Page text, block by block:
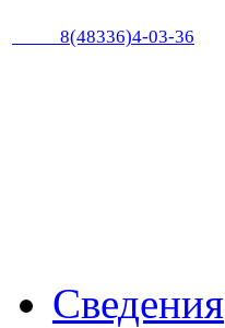
8(48336)4-03-36
Сведения